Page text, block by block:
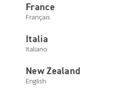
France
Français
Italia
Italiano
New Zealand
English